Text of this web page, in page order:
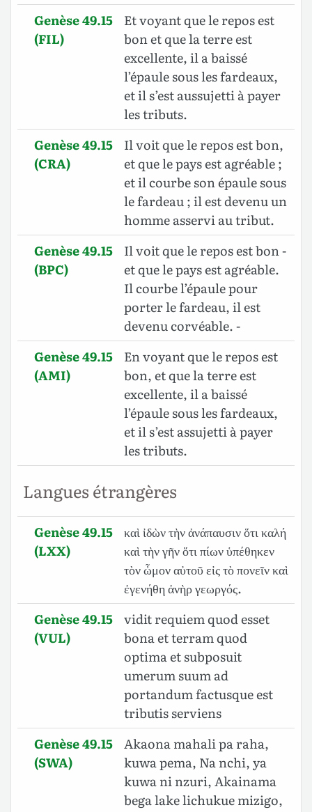
Genèse 49.15
(FIL)
Et voyant que le repos est
bon et que la terre est
excellente, il a baissé
l’épaule sous les fardeaux,
et il s’est aussujetti à payer
les tributs.
Genèse 49.15
(CRA)
Il voit que le repos est bon,
et que le pays est agréable ;
et il courbe son épaule sous
le fardeau ; il est devenu un
homme asservi au tribut.
Genèse 49.15
(BPC)
Il voit que le repos est bon -
et que le pays est agréable.
Il courbe l’épaule pour
porter le fardeau, il est
devenu corvéable. -
Genèse 49.15
(AMI)
En voyant que le repos est
bon, et que la terre est
excellente, il a baissé
l’épaule sous les fardeaux,
et il s’est assujetti à payer
les tributs.
Langues étrangères
Genèse 49.15
(LXX)
καὶ ἰδὼν τὴν ἀνάπαυσιν ὅτι καλή
καὶ τὴν γῆν ὅτι πίων ὑπέθηκεν
τὸν ὦμον αὐτοῦ εἰς τὸ πονεῖν καὶ
ἐγενήθη ἀνὴρ γεωργός.
Genèse 49.15
(VUL)
vidit requiem quod esset
bona et terram quod
optima et subposuit
umerum suum ad
portandum factusque est
tributis serviens
Genèse 49.15
(SWA)
Akaona mahali pa raha,
kuwa pema, Na nchi, ya
kuwa ni nzuri, Akainama
bega lake lichukue mizigo,